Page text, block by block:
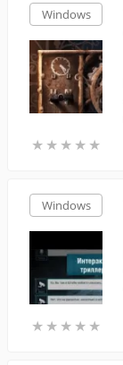
Windows
★ ★ ★ ★ ★
★ ★ ★ ★ ★
Windows
★ ★ ★ ★ ★
★ ★ ★ ★ ★